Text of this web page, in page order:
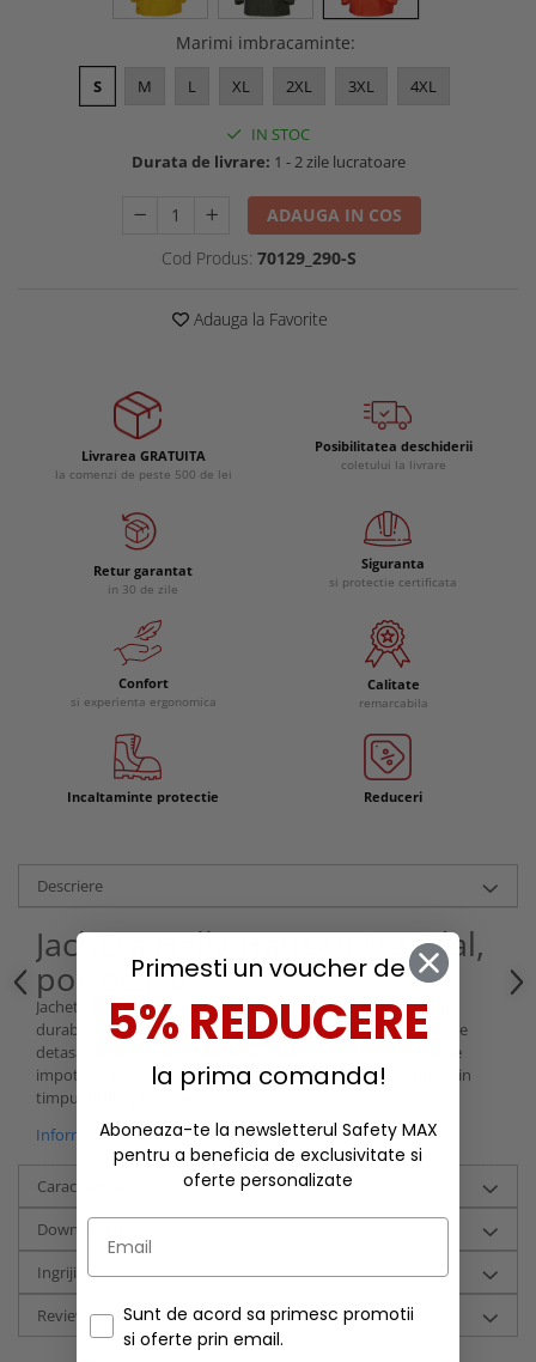
Buzunare externe
Echipamente specializate
Echipamente muncitori ferma
Echipamente mulgatori
Masti protectie
Menghine si prese
Marimi imbracaminte:
S M L XL 2XL 3XL 4XL
IN STOC
Durata de livrare: 1 - 2 zile lucratoare
ADAUGA IN COS
Cod Produs: 70129_290-S
Adauga la Favorite
Livrarea GRATUITA
la comenzi de peste 500 de lei
Posibilitatea deschiderii
coletului la livrare
Retur garantat
in 30 de zile
Siguranta
si protectie certificata
Confort
si experienta ergonomica
Calitate
remarcabila
Incaltaminte protectie Reduceri
Descriere
Jacheta Helly Hansen Mandal,
portocalie
Jacheta Mandaleste confectionata dintr-un material textil
durabil, de 410 grame, iar gluga, ajustabila prin snur, se poate
detasa. Jacheta mai are buzunare pentru maini si o protectie
impotriva intemperiilor, care te fereste de umezeala chiar si in
timpul zilelor ploioase de lucru.
Informatii conformitate produs
Caracteristici
Download (4)
Ingrijire
Review-uri (0)
Primesti un voucher de
5% REDUCERE
la prima comanda!
Aboneaza-te la newsletterul Safety MAX
pentru a beneficia de exclusivitate si
oferte personalizate
Sunt de acord sa primesc promotii
si oferte prin email.